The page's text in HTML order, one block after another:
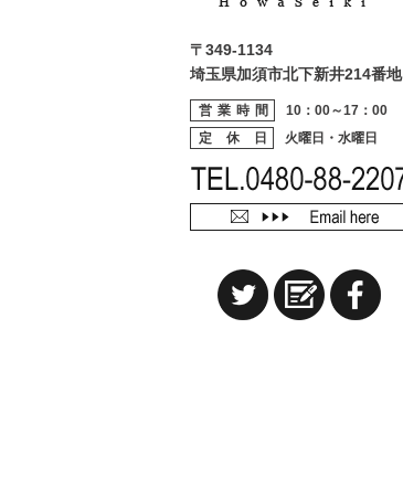
〒349-1134
埼玉県加須市北下新井214番地
営業時間
10：00～17：00
定 休 日
火曜日・水曜日